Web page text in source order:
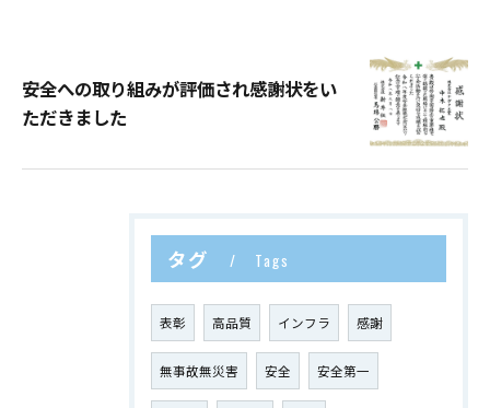
安全への取り組みが評価され感謝状をい
ただきました
タグ Tags
表彰 高品質 インフラ 感謝
無事故無災害 安全 安全第一